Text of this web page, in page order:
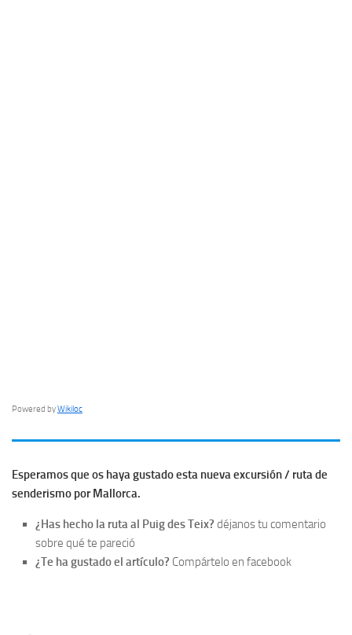
Powered byWikiloc
Esperamos que os haya gustado esta nueva excursión / ruta de
senderismo por Mallorca.
¿Has hecho la ruta al Puig des Teix? déjanos tu comentario
sobre qué te pareció
¿Te ha gustado el artículo? Compártelo en facebook